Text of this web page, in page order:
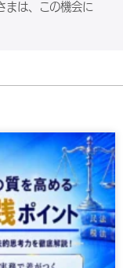
まは、この機会に